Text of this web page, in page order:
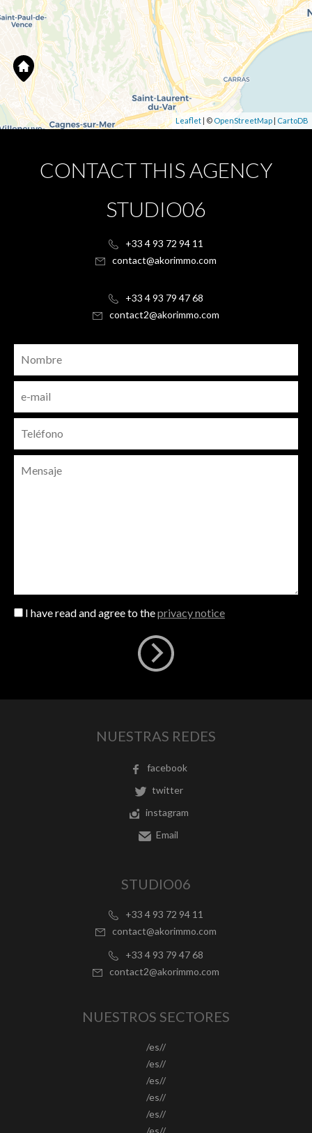
Leaflet | © OpenStreetMap | CartoDB
CONTACT THIS AGENCY
STUDIO06
+33 4 93 72 94 11
contact@akorimmo.com
+33 4 93 79 47 68
contact2@akorimmo.com
I have read and agree to theprivacy notice
NUESTRAS REDES
facebook
twitter
instagram
Email
STUDIO06
+33 4 93 72 94 11
contact@akorimmo.com
+33 4 93 79 47 68
contact2@akorimmo.com
NUESTROS SECTORES
/es//
/es//
/es//
/es//
/es//
/es//